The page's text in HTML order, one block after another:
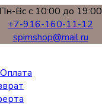
Пн-Вс с 10:00 до 19:00
+7-916-160-11-12
spimshop@mail.ru